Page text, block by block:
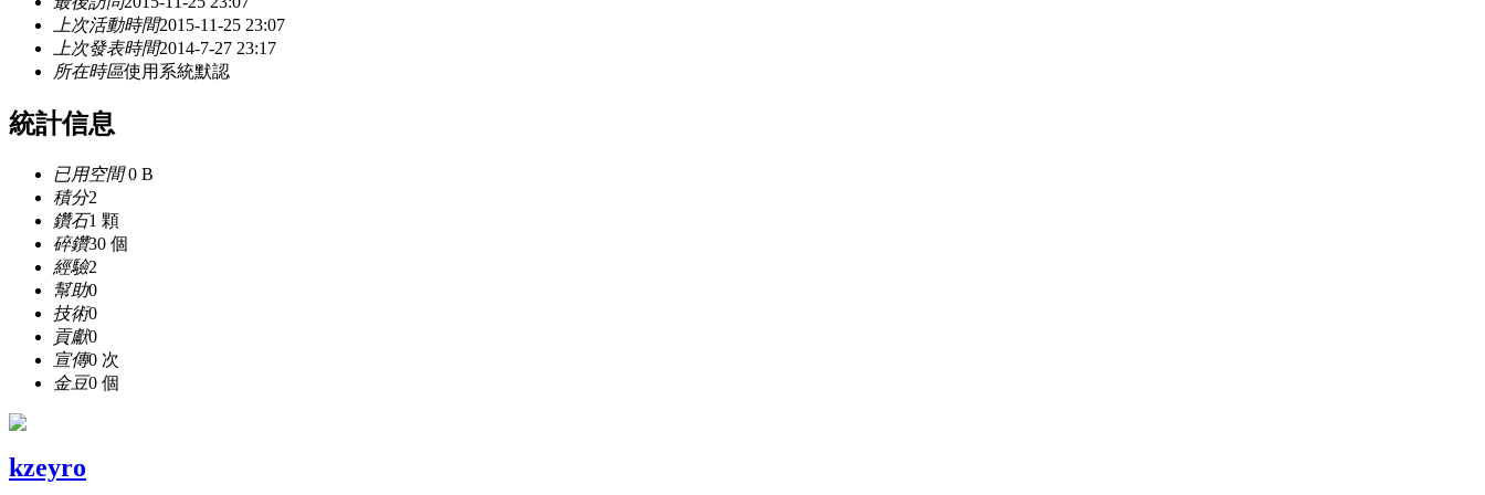
上次活動時間2015-11-25 23:07
上次發表時間2014-7-27 23:17
所在時區使用系統默認
統計信息
已用空間0 B
積分2
鑽石1 顆
碎鑽30 個
經驗2
幫助0
技術0
貢獻0
宣傳0 次
金豆0 個
kzeyro